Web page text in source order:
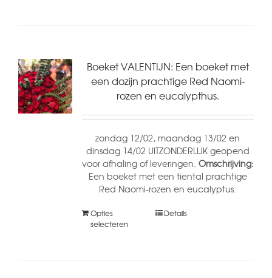
Boeket VALENTIJN: Een boeket met
een dozijn prachtige Red Naomi-
rozen en eucalypthus.
zondag 12/02, maandag 13/02 en
dinsdag 14/02 UITZONDERLIJK geopend
voor afhaling of leveringen. Omschrijving:
Een boeket met een tiental prachtige
Red Naomi-rozen en eucalyptus.
Opties
selecteren
Details